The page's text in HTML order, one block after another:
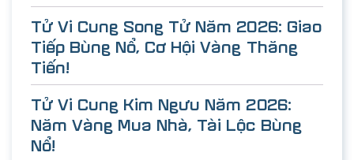
Tử Vi Cung Song Tử Năm 2026: Giao
Tiếp Bùng Nổ, Cơ Hội Vàng Thăng
Tiến!
Tử Vi Cung Kim Ngưu Năm 2026:
Năm Vàng Mua Nhà, Tài Lộc Bùng
Nổ!